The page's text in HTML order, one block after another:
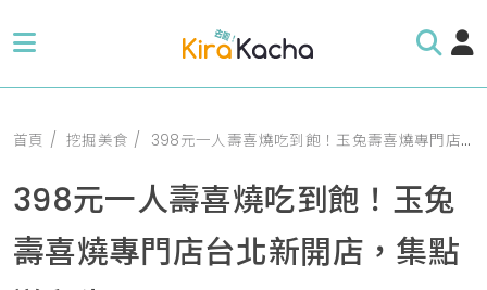
首頁 挖掘美食 398元一人壽喜燒吃到飽！玉兔壽喜燒專門店台北新開店，集點送和牛
398元一人壽喜燒吃到飽！玉兔
壽喜燒專門店台北新開店，集點